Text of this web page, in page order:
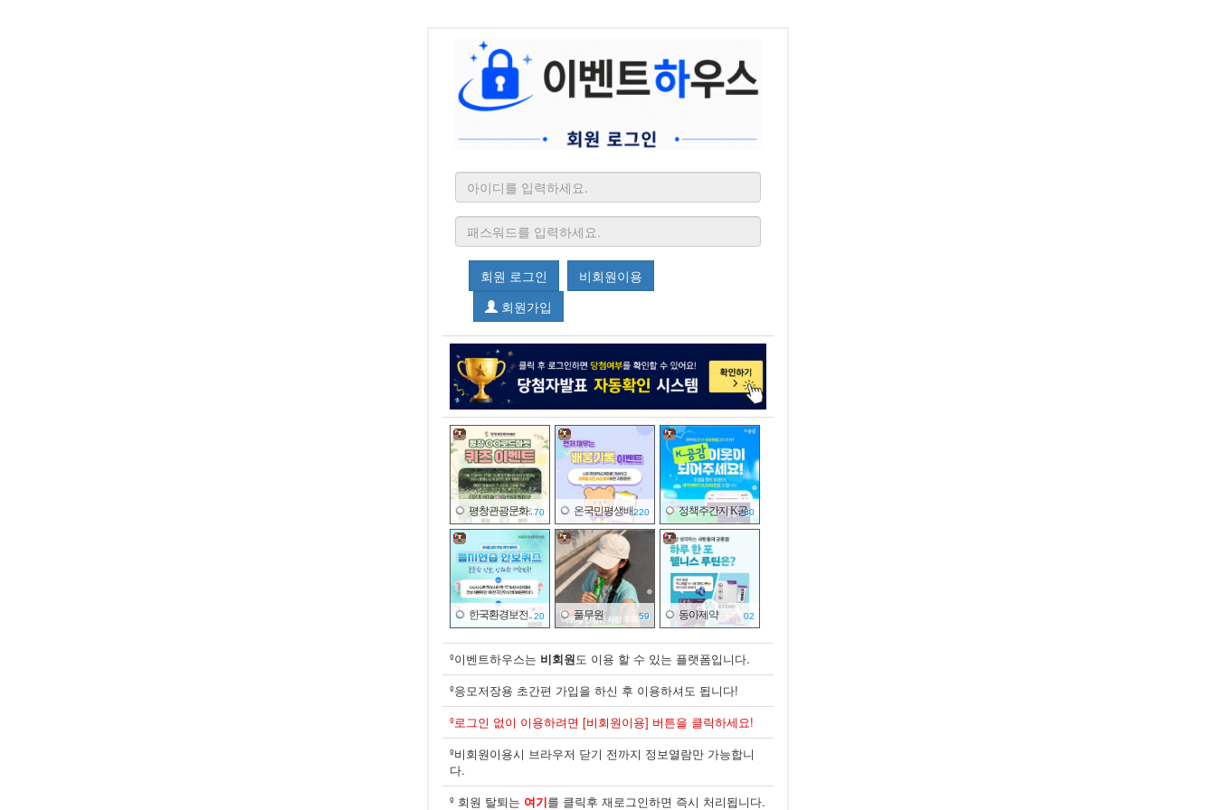
회원 로그인
비회원이용
회원가입
평창관광문화..70 온국민평생배..220 정책주간지 K공..80
한국환경보전..20 풀무원 59 동아제약 02
한국산업은행 20 제주국제자유..30 국가기술표준..30
º이벤트하우스는 비회원도 이용 할 수 있는 플랫폼입니다.
º응모저장용 초간편 가입을 하신 후 이용하셔도 됩니다!
º로그인 없이 이용하려면 [비회원이용] 버튼을 클릭하세요!
º비회원이용시 브라우저 닫기 전까지 정보열람만 가능합니
다.
º 회원 탈퇴는 여기를 클릭후 재로그인하면 즉시 처리됩니다.